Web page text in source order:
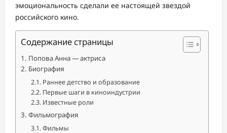
эмоциональность сделали ее настоящей звездой
российского кино.
Содержание страницы
Попова Анна — актриса
Биография
Раннее детство и образование
Первые шаги в киноиндустрии
Известные роли
Фильмография
Фильмы